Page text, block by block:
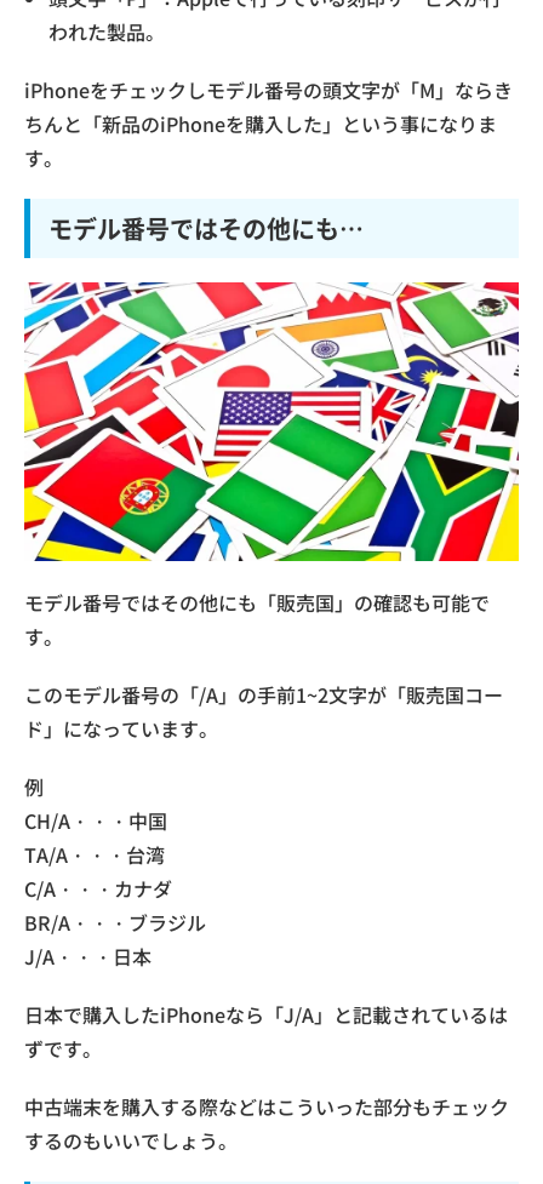
われた製品。
iPhoneをチェックしモデル番号の頭文字が「M」ならき
ちんと「新品のiPhoneを購入した」という事になりま
す。
モデル番号ではその他にも…
モデル番号ではその他にも「販売国」の確認も可能で
す。
このモデル番号の「/A」の手前1~2文字が「販売国コー
ド」になっています。
例
CH/A・・・中国
TA/A・・・台湾
C/A・・・カナダ
BR/A・・・ブラジル
J/A・・・日本
日本で購入したiPhoneなら「J/A」と記載されているは
ずです。
中古端末を購入する際などはこういった部分もチェック
するのもいいでしょう。